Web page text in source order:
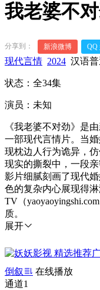
我老婆不
分享到： 新浪微博 QQ
现代言情 2024 汉语
状态：全34集
演员：未知
《我老婆不对劲》是
一部现代言情片。当
现枕边人行为诡异，
现实的撕裂中，一段
影片细腻刻画了现代
色的复杂内心展现得
TV（
质。
展开
倒叙
在线播放
通道1